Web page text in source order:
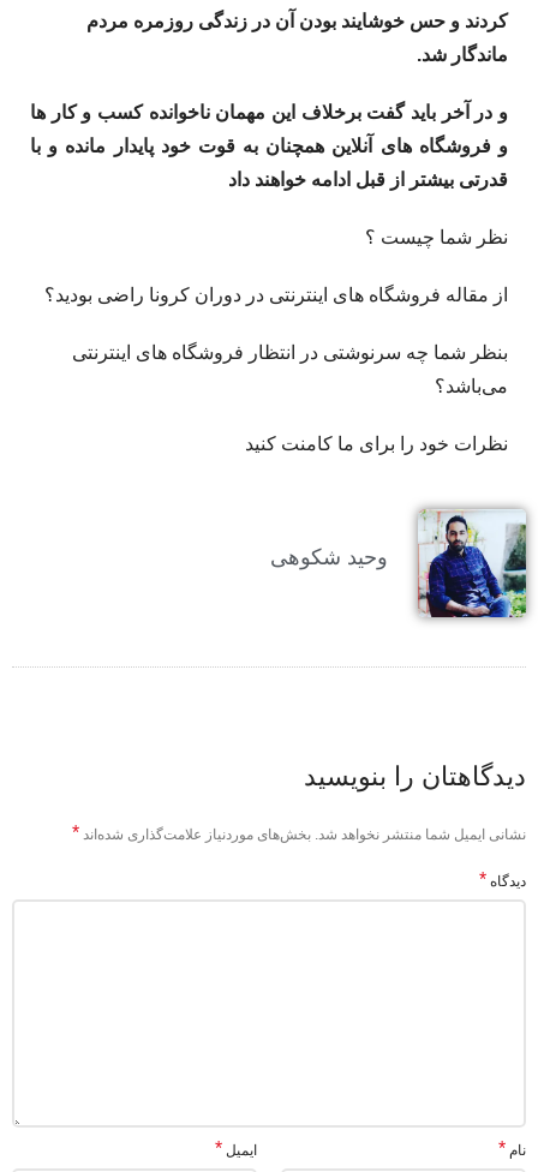
کردند و حس خوشایند بودن آن در زندگی روزمره مردم
ماندگار شد.
و در آخر باید گفت برخلاف این مهمان ناخوانده کسب و کار ها
و فروشگاه های آنلاین همچنان به قوت خود پایدار مانده و با
قدرتی بیشتر از قبل ادامه خواهند داد
نظر شما چیست ؟
از مقاله فروشگاه های اینترنتی در دوران کرونا راضی بودید؟
بنظر شما چه سرنوشتی در انتظار فروشگاه های اینترنتی
می‌باشد؟
نظرات خود را برای ما کامنت کنید
وحید شکوهی
دیدگاهتان را بنویسید
نشانی ایمیل شما منتشر نخواهد شد. بخش‌های موردنیاز علامت‌گذاری شده‌اند *
دیدگاه *
نام * ایمیل *